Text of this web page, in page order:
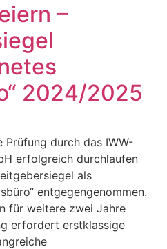
–
2024/2025
durch das IWW-
erfolgreich durchlaufen
als
entgegengenommen.
für weitere zwei Jahre
erfordert erstklassige